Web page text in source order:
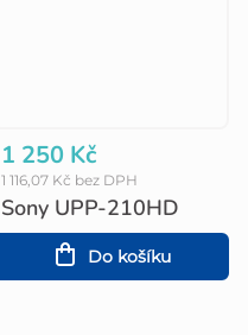
Sony UPP-210HD
1 116,07 Kč bez DPH
1 250 Kč
Do košíku